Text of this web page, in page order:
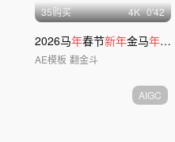
35购买 4K 0'42
2026马年春节新年金马年会拜
AE模板 翻金斗
AIGC